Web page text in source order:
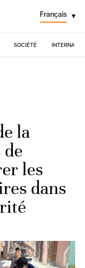
Français ▾
SOCIÉTÉ
la
les
dans